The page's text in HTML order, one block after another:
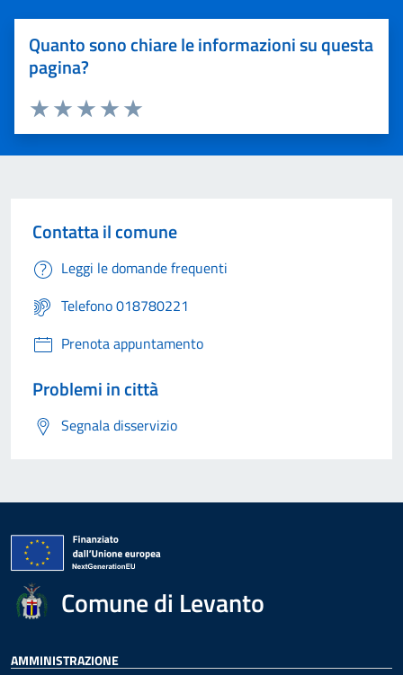
Quanto sono chiare le informazioni su questa
pagina?
Valuta 5 stelle su 5
Valuta 4 stelle su 5
Valuta 3 stelle su 5
Valuta 2 stelle su 5
Valuta 1 stelle su 5
Contatta il comune
Leggi le domande frequenti
Telefono 018780221
Prenota appuntamento
Problemi in città
Segnala disservizio
Comune di Levanto
AMMINISTRAZIONE